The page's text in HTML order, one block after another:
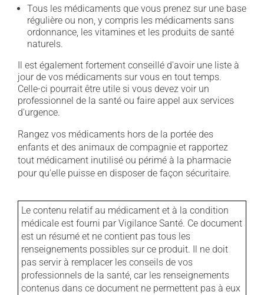
Tous les médicaments que vous prenez sur une base
régulière ou non, y compris les médicaments sans
ordonnance, les vitamines et les produits de santé
naturels.
Il est également fortement conseillé d'avoir une liste à
jour de vos médicaments sur vous en tout temps.
Celle-ci pourrait être utile si vous devez voir un
professionnel de la santé ou faire appel aux services
d'urgence.
Rangez vos médicaments hors de la portée des
enfants et des animaux de compagnie et rapportez
tout médicament inutilisé ou périmé à la pharmacie
pour qu'elle puisse en disposer de façon sécuritaire.
Le contenu relatif au médicament et à la condition
médicale est fourni par Vigilance Santé. Ce document
est un résumé et ne contient pas tous les
renseignements possibles sur ce produit. Il ne doit
pas servir à remplacer les conseils de vos
professionnels de la santé, car les renseignements
contenus dans ce document ne permettent pas à eux